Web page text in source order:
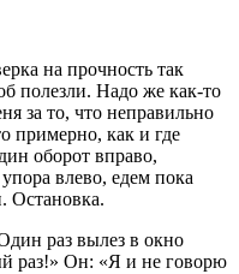
на прочность так
полезли. Надо же как-то
за то, что неправильно
примерно, как и где
оборот вправо,
влево, едем пока
Остановка.
раз вылез в окно
раз!» Он: «Я и не говорю